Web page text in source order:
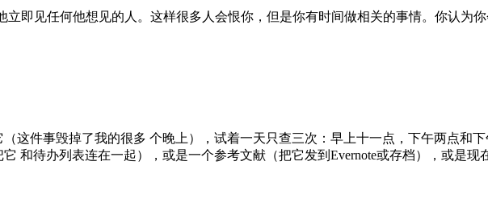
即见任何他想见的人。这样很多人会恨你，但是你有时间做相关的事情。你认为
这件事毁掉了我的很多 个晚上），试着一天只查三次：早上十一点，下午两点和
和待办列表连在一起），或是一个参考文献（把它发到Evernote或存档），或是现